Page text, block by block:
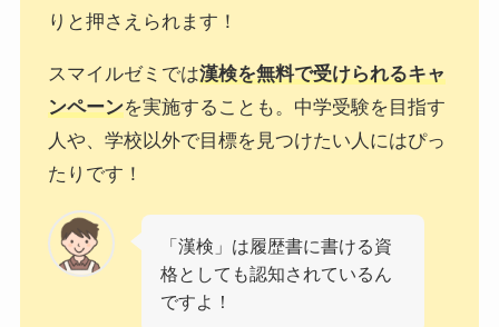
りと押さえられます！
スマイルゼミでは漢検を無料で受けられるキャ
ンペーンを実施することも。中学受験を目指す
人や、学校以外で目標を見つけたい人にはぴっ
たりです！
「漢検」は履歴書に書ける資
格としても認知されているん
ですよ！